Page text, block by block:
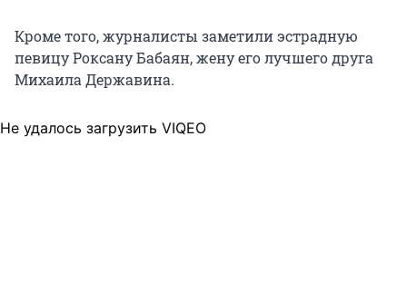
Кроме того, журналисты заметили эстрадную
певицу Роксану Бабаян, жену его лучшего друга
Михаила Державина.
Не удалось загрузить VIQEO